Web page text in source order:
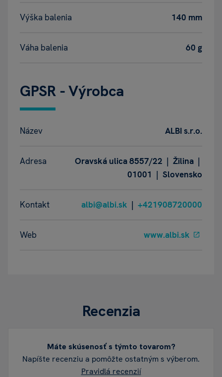
Výška balenia 140 mm
Váha balenia 60 g
GPSR - Výrobca
Název ALBI s.r.o.
Adresa
Oravská ulica 8557/22 | Žilina |
01001 | Slovensko
Kontakt albi@albi.sk | +421908720000
Web www.albi.sk
Recenzia
Máte skúsenosť s týmto tovarom?
Napíšte recenziu a pomôžte ostatným s výberom.
Pravidlá recenzií